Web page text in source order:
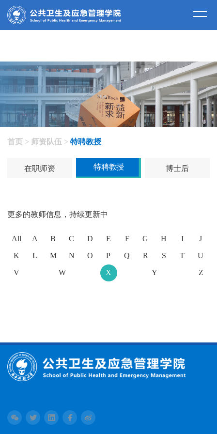
师资队伍
首页 > 师资队伍 > 特聘教授
在职师资 特聘教授 博士后
更多的教师信息，持续更新中
All A B C D E F G H I J
K L M N O P Q R S T U
V W X Y Z